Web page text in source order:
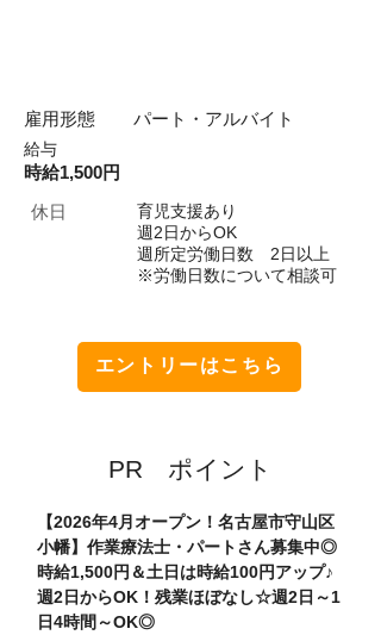
​雇用形態 パート・アルバイト
​給与
時給1,500円
​休日
育児支援あり
週2日からOK
週所定労働日数 2日以上
※労働日数について相談可
エントリーはこちら
​PR ポイント
【2026年4月オープン！名古屋市守山区
小幡】作業療法士・パートさん募集中◎
時給1,500円＆土日は時給100円アップ♪
週2日からOK！残業ほぼなし☆週2日～1
日4時間～OK◎